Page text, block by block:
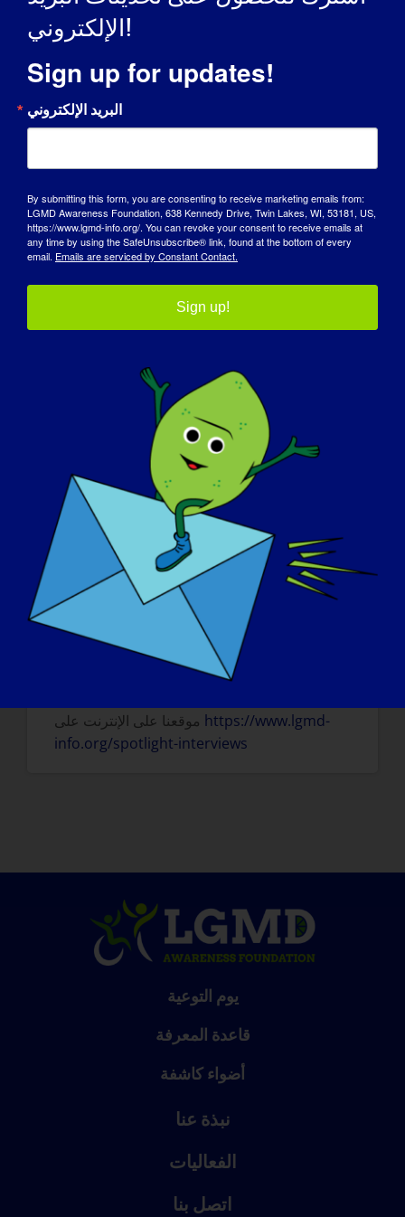
diversities. Graduating from the university
was also an accomplishment.
كيف أثرت عليك LGMD لتصبح الشخص الذي أنت
I don’t take the things that I can do for
inspirational speaking.
ما الذي تريد أن يعرفه العالم عن LGMD:
LGMD robs individuals of the strength in
their voluntary muscles but does not affect
their intellect. Having a physical disability
judged by others because of a disability
can be far worse.
إذا كان من الممكن "علاج" مرضك بالتهاب الغدد
اللمفاوية الروماتيزمية غدًا، فما هو أول شيء تريد
القيام به:
I would put on a pair of figure skates and
skate for hours. When I was diagnosed 39
years ago, I had my heel cord tendons
elongated (due to the development of
contractures) and could no longer skate. It
broke my heart!
لقراءة المزيد من "مقابلات "LGMD Spotlight" أو
https://www.lgmd-
info.org/spotlight-interviews
يوم التوعية
قاعدة المعرفة
أضواء كاشفة
نبذة عنا
الفعاليات
اتصل بنا
الإلكتروني!
Sign up for updates!
البريد الإلكتروني
By submitting this form, you are consenting to receive marketing emails from:
LGMD Awareness Foundation, 638 Kennedy Drive, Twin Lakes, WI, 53181, US,
https://www.lgmd-info.org/. You can revoke your consent to receive emails at
any time by using the SafeUnsubscribe® link, found at the bottom of every
email. Emails are serviced by Constant Contact.
Sign up!